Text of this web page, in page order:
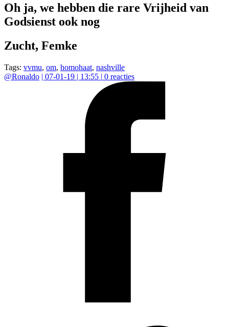
Oh ja, we hebben die rare Vrijheid van
Godsienst ook nog
Zucht, Femke
Tags: vvmu, om, homohaat, nashville
@Ronaldo | 07-01-19 | 13:55 | 0 reacties